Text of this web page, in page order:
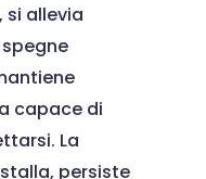
si allevia
capace di
La
persiste